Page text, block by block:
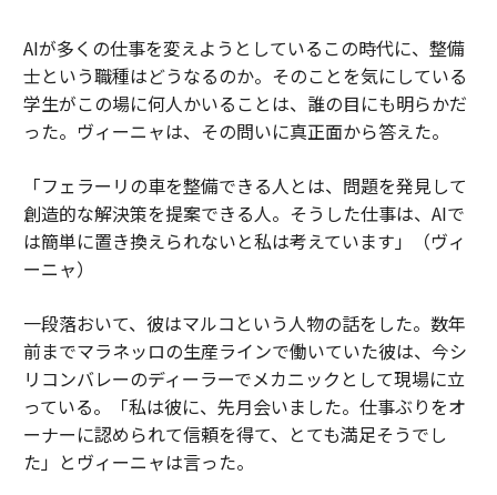
AIが多くの仕事を変えようとしているこの時代に、整備
士という職種はどうなるのか。そのことを気にしている
学生がこの場に何人かいることは、誰の目にも明らかだ
った。ヴィーニャは、その問いに真正面から答えた。
「フェラーリの車を整備できる人とは、問題を発見して
創造的な解決策を提案できる人。そうした仕事は、AIで
は簡単に置き換えられないと私は考えています」（ヴィ
ーニャ）
一段落おいて、彼はマルコという人物の話をした。数年
前までマラネッロの生産ラインで働いていた彼は、今シ
リコンバレーのディーラーでメカニックとして現場に立
っている。「私は彼に、先月会いました。仕事ぶりをオ
ーナーに認められて信頼を得て、とても満足そうでし
た」とヴィーニャは言った。